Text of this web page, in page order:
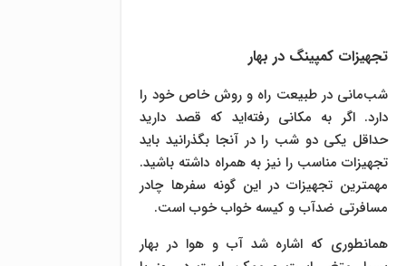
تجهیزات کمپینگ در بهار
شب‌مانی در طبیعت راه و روش خاص خود را
دارد. اگر به مکانی رفته‌اید که قصد دارید
حداقل یکی دو شب را در آنجا بگذرانید باید
تجهیزات مناسب را نیز به همراه داشته باشید.
مهمترین تجهیزات در این گونه سفرها چادر
مسافرتی ضدآب و کیسه خواب خوب است.
همانطوری که اشاره شد آب و هوا در بهار